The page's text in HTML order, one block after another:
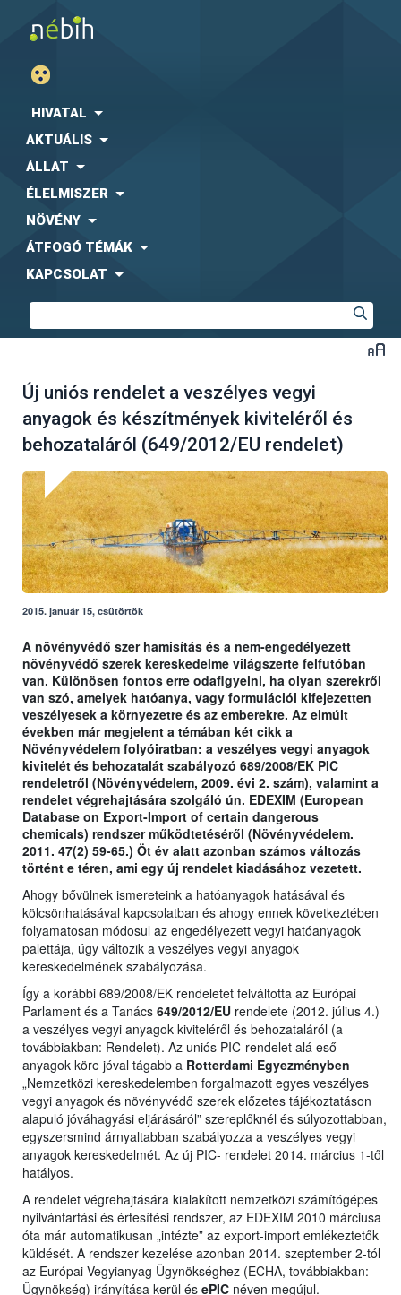
HIVATAL
AKTUÁLIS
ÁLLAT
ÉLELMISZER
NÖVÉNY
ÁTFOGÓ TÉMÁK
KAPCSOLAT
Új uniós rendelet a veszélyes vegyi
anyagok és készítmények kiviteléről és
behozataláról (649/2012/EU rendelet)
2015. január 15, csütörtök
A növényvédő szer hamisítás és a nem-engedélyezett
növényvédő szerek kereskedelme világszerte felfutóban
van. Különösen fontos erre odafigyelni, ha olyan szerekről
van szó, amelyek hatóanya, vagy formulációi kifejezetten
veszélyesek a környezetre és az emberekre. Az elmúlt
években már megjelent a témában két cikk a
Növényvédelem folyóiratban: a veszélyes vegyi anyagok
kivitelét és behozatalát szabályozó 689/2008/EK PIC
rendeletről (Növényvédelem, 2009. évi 2. szám), valamint a
rendelet végrehajtására szolgáló ún. EDEXIM (European
Database on Export-Import of certain dangerous
chemicals) rendszer működtetéséről (Növényvédelem.
2011. 47(2) 59-65.) Öt év alatt azonban számos változás
történt e téren, ami egy új rendelet kiadásához vezetett.
Ahogy bővülnek ismereteink a hatóanyagok hatásával és
kölcsönhatásával kapcsolatban és ahogy ennek következtében
folyamatosan módosul az engedélyezett vegyi hatóanyagok
palettája, úgy változik a veszélyes vegyi anyagok
kereskedelmének szabályozása.
Így a korábbi 689/2008/EK rendeletet felváltotta az Európai
Parlament és a Tanács 649/2012/EU rendelete (2012. július 4.)
a veszélyes vegyi anyagok kiviteléről és behozataláról (a
továbbiakban: Rendelet). Az uniós PIC-rendelet alá eső
anyagok köre jóval tágabb a Rotterdami Egyezményben
„Nemzetközi kereskedelemben forgalmazott egyes veszélyes
vegyi anyagok és növényvédő szerek előzetes tájékoztatáson
alapuló jóváhagyási eljárásáról” szereplőknél és súlyozottabban,
egyszersmind árnyaltabban szabályozza a veszélyes vegyi
anyagok kereskedelmét. Az új PIC- rendelet 2014. március 1-től
hatályos.
A rendelet végrehajtására kialakított nemzetközi számítógépes
nyilvántartási és értesítési rendszer, az EDEXIM 2010 márciusa
óta már automatikusan „intézte” az export-import emlékeztetők
küldését. A rendszer kezelése azonban 2014. szeptember 2-tól
az Európai Vegyianyag Ügynökséghez (ECHA, továbbiakban:
Ügynökség) irányítása kerül és ePIC néven megújul.